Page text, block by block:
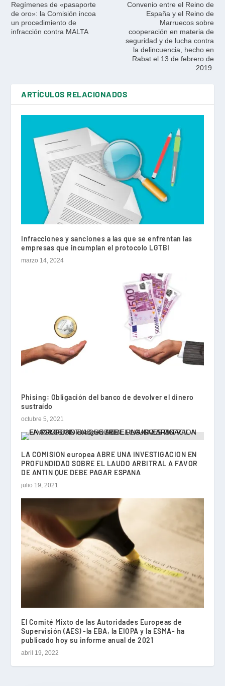
Regímenes de «pasaporte
de oro»: la Comisión incoa
un procedimiento de
infracción contra MALTA
Convenio entre el Reino de
España y el Reino de
Marruecos sobre
cooperación en materia de
seguridad y de lucha contra
la delincuencia, hecho en
Rabat el 13 de febrero de
2019.
ARTÍCULOS RELACIONADOS
Infracciones y sanciones a las que se enfrentan las
empresas que incumplan el protocolo LGTBI
marzo 14, 2024
Phising: Obligación del banco de devolver el dinero
sustraído
octubre 5, 2021
LA COMISION europea ABRE UNA INVESTIGACION EN
PROFUNDIDAD SOBRE EL LAUDO ARBITRAL A FAVOR
DE ANTIN QUE DEBE PAGAR ESPANA
julio 19, 2021
El Comité Mixto de las Autoridades Europeas de
Supervisión (AES) -la EBA, la EIOPA y la ESMA- ha
publicado hoy su informe anual de 2021
abril 19, 2022